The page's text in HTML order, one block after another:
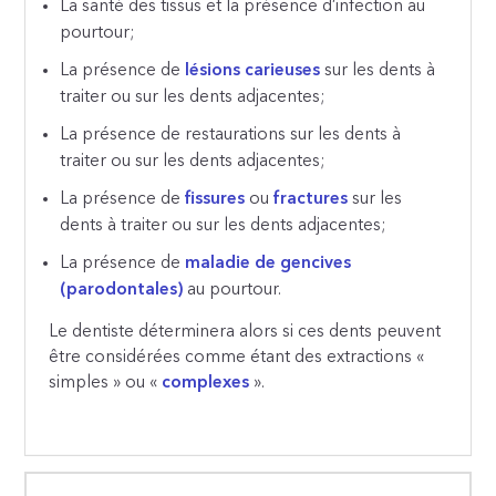
La santé des tissus et la présence d’infection au
pourtour;
La présence de lésions carieuses sur les dents à
traiter ou sur les dents adjacentes;
La présence de restaurations sur les dents à
traiter ou sur les dents adjacentes;
La présence defissures oufractures sur les
dents à traiter ou sur les dents adjacentes;
La présence de maladie de gencives
(parodontales) au pourtour.
Le dentiste déterminera alors si ces dents peuvent
être considérées comme étant des extractions «
simples » ou « complexes ».